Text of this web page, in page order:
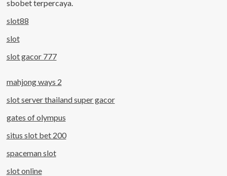
sbobet terpercaya.
slot88
slot
slot gacor 777
mahjong ways 2
slot server thailand super gacor
gates of olympus
situs slot bet 200
spaceman slot
slot online